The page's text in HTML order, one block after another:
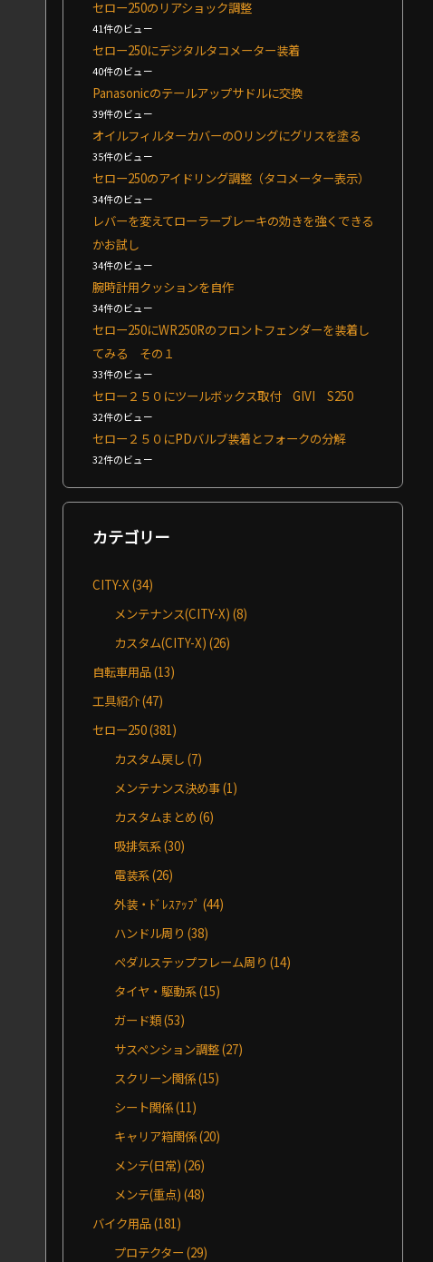
セロー250のリアショック調整
41件のビュー
セロー250にデジタルタコメーター装着
40件のビュー
Panasonicのテールアップサドルに交換
39件のビュー
オイルフィルターカバーのOリングにグリスを塗る
35件のビュー
セロー250のアイドリング調整（タコメーター表示）
34件のビュー
レバーを変えてローラーブレーキの効きを強くできる
かお試し
34件のビュー
腕時計用クッションを自作
34件のビュー
セロー250にWR250Rのフロントフェンダーを装着し
てみる その１
33件のビュー
セロー２５０にツールボックス取付 GIVI S250
32件のビュー
セロー２５０にPDバルブ装着とフォークの分解
32件のビュー
カテゴリー
CITY-X (34)
メンテナンス(CITY-X)(8)
カスタム(CITY-X)(26)
自転車用品(13)
工具紹介(47)
セロー250(381)
カスタム戻し(7)
メンテナンス決め事(1)
カスタムまとめ(6)
吸排気系(30)
電装系(26)
外装・ﾄﾞﾚｽｱｯﾌﾟ(44)
ハンドル周り(38)
ペダルステップフレーム周り(14)
タイヤ・駆動系(15)
ガード類(53)
サスペンション調整(27)
スクリーン関係(15)
シート関係(11)
キャリア箱関係(20)
メンテ(日常)(26)
メンテ(重点)(48)
バイク用品(181)
プロテクター(29)